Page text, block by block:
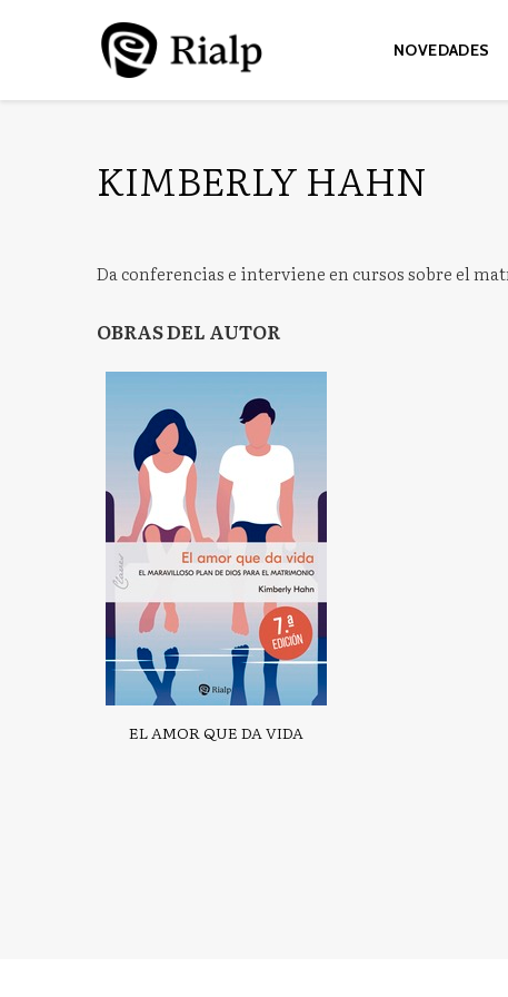
NOVEDADES
KIMBERLY HAHN
Da conferencias e interviene en cursos sobre el
OBRAS DEL AUTOR
EL AMOR QUE DA VIDA